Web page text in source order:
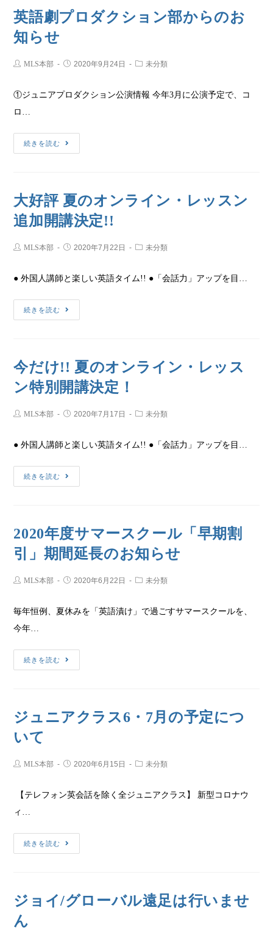
英語劇プロダクション部からのお
知らせ
MLS本部 2020年9月24日 未分類
①ジュニアプロダクション公演情報 今年3月に公演予定で、コ
ロ…
続きを読む
大好評 夏のオンライン・レッスン
追加開講決定!!
MLS本部 2020年7月22日 未分類
● 外国人講師と楽しい英語タイム!! ●「会話力」アップを目…
続きを読む
今だけ!! 夏のオンライン・レッス
ン特別開講決定！
MLS本部 2020年7月17日 未分類
● 外国人講師と楽しい英語タイム!! ●「会話力」アップを目…
続きを読む
2020年度サマースクール「早期割
引」期間延長のお知らせ
MLS本部 2020年6月22日 未分類
毎年恒例、夏休みを「英語漬け」で過ごすサマースクールを、
今年…
続きを読む
ジュニアクラス6・7月の予定につ
いて
MLS本部 2020年6月15日 未分類
【テレフォン英会話を除く全ジュニアクラス】 新型コロナウ
ィ…
続きを読む
ジョイ/グローバル遠足は行いませ
ん